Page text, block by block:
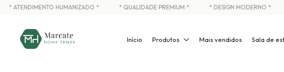
* ATENDIMENTO HUMANIZADO * * QUALIDADE PREMIUM * * DESIGN MODERNO *
Início Produtos Mais vendidos Sala de